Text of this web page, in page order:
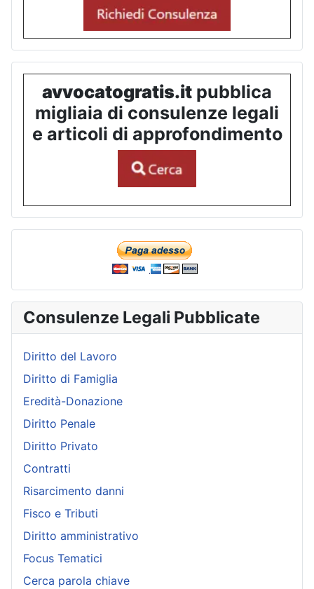
avvocatogratis.it pubblica
migliaia di consulenze legali
e articoli di approfondimento
Consulenze Legali Pubblicate
Diritto del Lavoro
Diritto di Famiglia
Eredità-Donazione
Diritto Penale
Diritto Privato
Contratti
Risarcimento danni
Fisco e Tributi
Diritto amministrativo
Focus Tematici
Cerca parola chiave